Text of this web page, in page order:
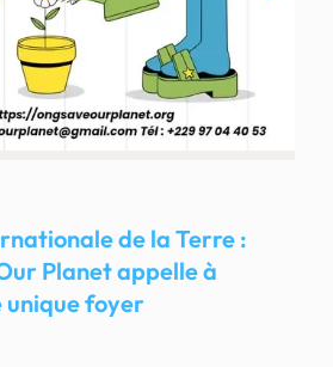
de la Terre :
Planet appelle à
unique foyer